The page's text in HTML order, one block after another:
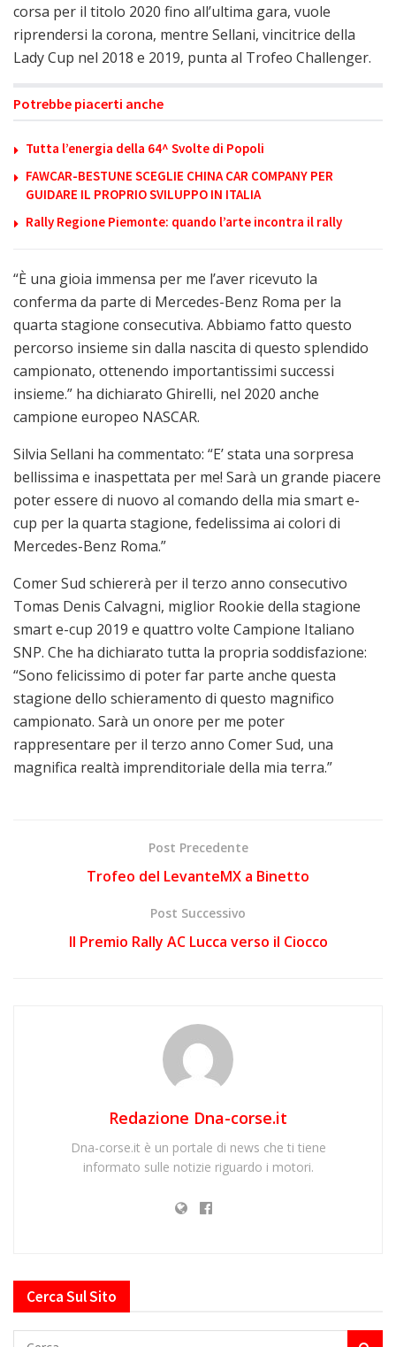
corsa per il titolo 2020 fino all’ultima gara, vuole
riprendersi la corona, mentre Sellani, vincitrice della
Lady Cup nel 2018 e 2019, punta al Trofeo Challenger.
Potrebbe piacerti anche
Tutta l’energia della 64^ Svolte di Popoli
FAWCAR-BESTUNE SCEGLIE CHINA CAR COMPANY PER
GUIDARE IL PROPRIO SVILUPPO IN ITALIA
Rally Regione Piemonte: quando l’arte incontra il rally
“È una gioia immensa per me l’aver ricevuto la
conferma da parte di Mercedes-Benz Roma per la
quarta stagione consecutiva. Abbiamo fatto questo
percorso insieme sin dalla nascita di questo splendido
campionato, ottenendo importantissimi successi
insieme.” ha dichiarato Ghirelli, nel 2020 anche
campione europeo NASCAR.
Silvia Sellani ha commentato: “E’ stata una sorpresa
bellissima e inaspettata per me! Sarà un grande piacere
poter essere di nuovo al comando della mia smart e-
cup per la quarta stagione, fedelissima ai colori di
Mercedes-Benz Roma.”
Comer Sud schiererà per il terzo anno consecutivo
Tomas Denis Calvagni, miglior Rookie della stagione
smart e-cup 2019 e quattro volte Campione Italiano
SNP. Che ha dichiarato tutta la propria soddisfazione:
“Sono felicissimo di poter far parte anche questa
stagione dello schieramento di questo magnifico
campionato. Sarà un onore per me poter
rappresentare per il terzo anno Comer Sud, una
magnifica realtà imprenditoriale della mia terra.”
Post Precedente
Trofeo del LevanteMX a Binetto
Post Successivo
Il Premio Rally AC Lucca verso il Ciocco
Redazione Dna-corse.it
Dna-corse.it è un portale di news che ti tiene
informato sulle notizie riguardo i motori.
Cerca Sul Sito